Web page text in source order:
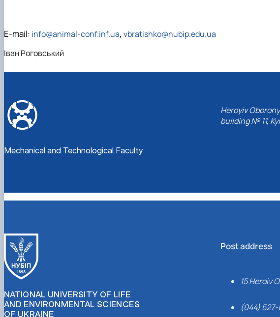
Е-mail: info@animal-conf.inf.ua, vbratishko@nubip.edu.ua
Іван Роговський
Mechanical and Technological Faculty
Heroyiv
building № 11,
NATIONAL UNIVERSITY OF LIFE
AND ENVIRONMENTAL SCIENCES
OF UKRAINE
Post address
15 Heroiv
(044)